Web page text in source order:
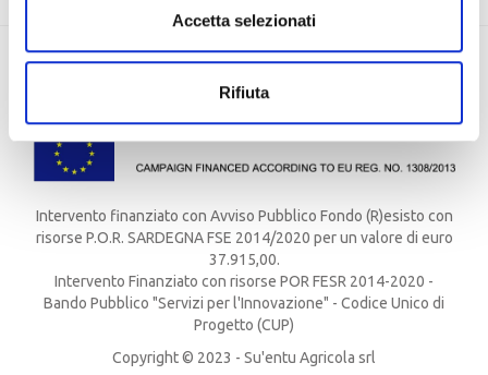
Accetta selezionati
Rifiuta
Intervento finanziato con Avviso Pubblico Fondo (R)esisto con
risorse P.O.R. SARDEGNA FSE 2014/2020 per un valore di euro
37.915,00.
Intervento Finanziato con risorse POR FESR 2014-2020 -
Bando Pubblico "Servizi per l'Innovazione" - Codice Unico di
Progetto (CUP)
Copyright © 2023 - Su'entu Agricola srl